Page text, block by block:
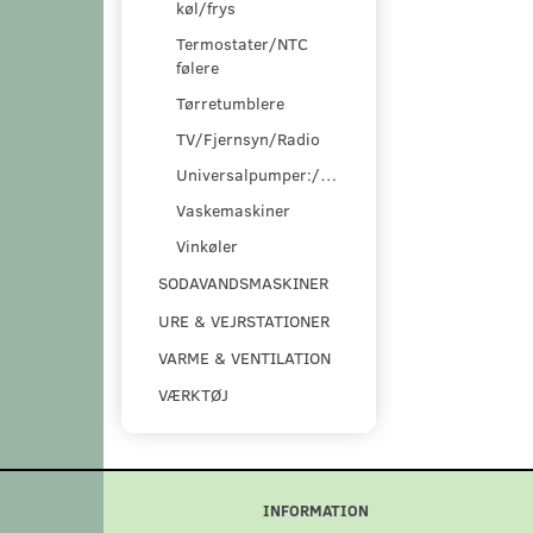
køl/frys
Termostater/NTC
følere
Tørretumblere
TV/Fjernsyn/Radio
Universalpumper:/pumpesæt
Vaskemaskiner
Vinkøler
SODAVANDSMASKINER
URE & VEJRSTATIONER
VARME & VENTILATION
VÆRKTØJ
INFORMATION